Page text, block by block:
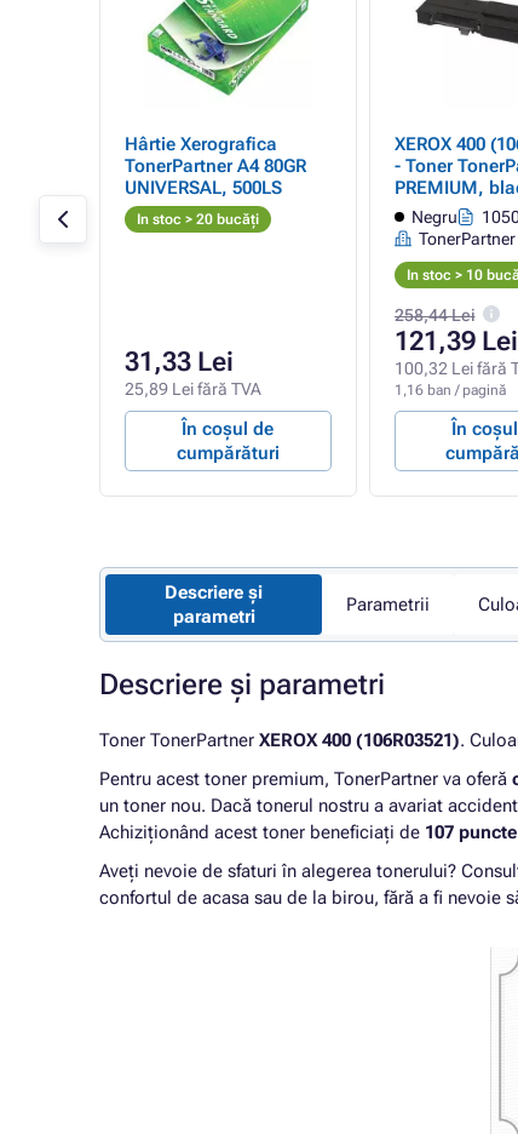
Hârtie Xerografica
TonerPartner A4 80GR
UNIVERSAL, 500LS
In stoc > 20 bucăți
31,33 Lei
25,89 Lei fără TVA
În coșul de
cumpărături
XEROX 400
- Toner
PREMIUM,
Negru
TonerPartner
In stoc > 10
258,44 Lei
121,39 Lei
100,32 Lei fără
1,16 ban / pagină
În
Descriere și
parametri
Parametrii
Descriere și parametri
Toner TonerPartner XEROX 400 (106R03521).
Pentru acest toner premium, TonerPartner va oferă
un toner nou. Dacă tonerul nostru a avariat
Achiziționând acest toner beneficiați de 107
Aveți nevoie de sfaturi în alegerea tonerului?
confortul de acasa sau de la birou, fără a fi nevoie